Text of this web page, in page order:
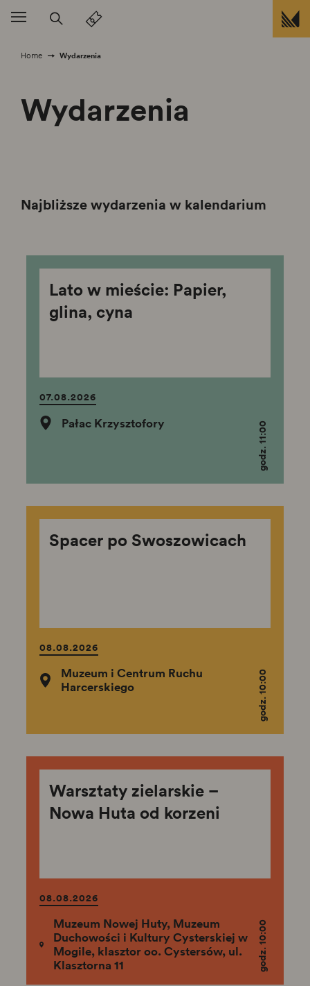
Przejdź do treści
Home Wydarzenia
Wydarzenia
Najbliższe wydarzenia w kalendarium
Lato w mieście: Papier,
glina, cyna
07.08.2026
Pałac Krzysztofory godz. 11:00
Spacer po Swoszowicach
08.08.2026
Muzeum i Centrum Ruchu
Harcerskiego
godz. 10:00
Warsztaty zielarskie –
Nowa Huta od korzeni
08.08.2026
Muzeum Nowej Huty, Muzeum
Duchowości i Kultury Cysterskiej w
Mogile, klasztor oo. Cystersów, ul.
Klasztorna 11
godz. 10:00